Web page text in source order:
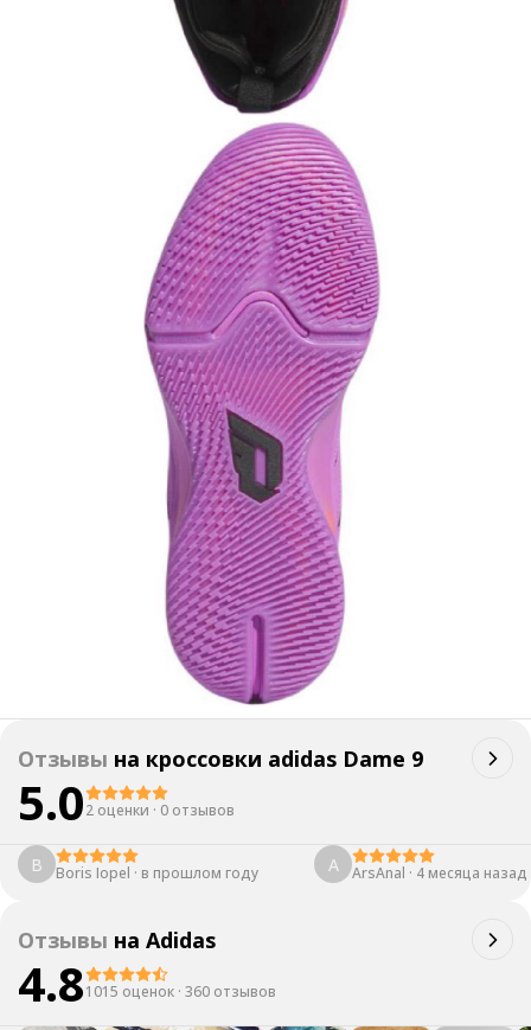
Отзывы на кроссовки adidas Dame 9
5.02 оценки · 0 отзывов
B Boris Iopel · в прошлом году A ArsAnal · 4 месяца назад
Отзывы на Adidas
4.81015 оценок · 360 отзывов